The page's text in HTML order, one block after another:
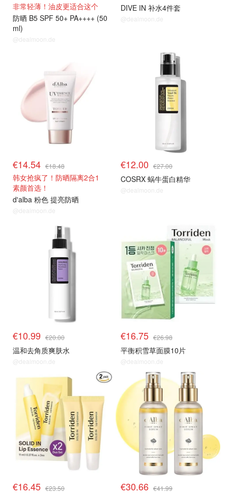
非常轻薄！油皮更适合这个
防晒 B5 SPF 50+ PA++++ (50
ml)
@dealmoon.de
DIVE IN 补水4件套
@dealmoon.de
€14.54 €18.48
韩女抢疯了！防晒隔离2合1
素颜首选！
d'alba 粉色 提亮防晒
@dealmoon.de
€12.00 €27.00
COSRX 蜗牛蛋白精华
@dealmoon.de
€10.99 €20.00
温和去角质爽肤水
@dealmoon.de
€16.75 €26.98
平衡积雪草面膜10片
@dealmoon.de
€16.45 €23.50 €30.66 €41.99